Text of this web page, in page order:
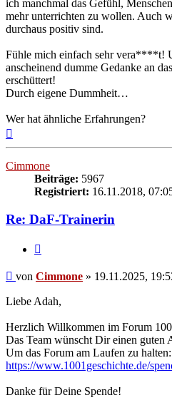
ich manchmal das Gefühl,
mehr unterrichten zu wollen. Auch
durchaus positiv sind.
Fühle mich einfach sehr vera****t!
anscheinend dumme Gedanke an
erschüttert!
Durch eigene Dummheit…
Wer hat ähnliche Erfahrungen?
Cimmone
Beiträge: 5967
Registriert: 16.11.2018,
Re: DaF-Trainerin
Beitrag
von Cimmone » 19.11.2025,
Liebe Adah,
Herzlich Willkommen im Forum
Das Team wünscht Dir einen guten
Um das Forum am Laufen zu halten:
https://www.1001geschichte.de/
Danke für Deine Spende!